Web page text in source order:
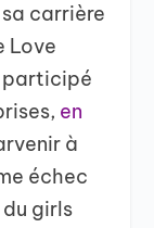
carrière
Love
participé
en
à
échec
du girls